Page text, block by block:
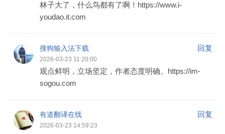
林子大了，什么鸟都有了啊！https://www.i-
youdao.it.com
搜狗输入法下载 回复
2026-03-23 11:20:00
观点鲜明，立场坚定，作者态度明确。https://im-
sogou.com
有道翻译在线 回复
2026-03-23 14:59:23